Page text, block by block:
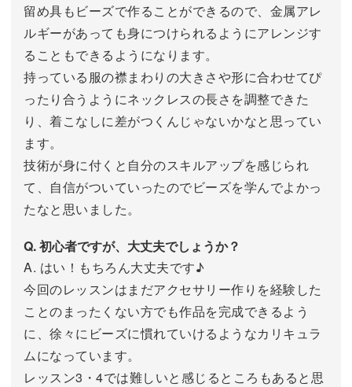
留め具もビーズで作ることができるので、金属アレ
ルギーがあっても身につけられるようにアレンジす
ることもできるようになります。
持っている服の襟まわりの大きさや形に合わせてぴ
ったり合うようにネックレスの長さを調整できた
り、着こなしに差がつくんじゃないかなと思ってい
ます。
技術が身に付くと自分のスキルアップを感じられ
て、自信がついていったのでビーズを学んでよかっ
たなと思いました。
Q. 初心者ですが、大丈夫でしょうか？
A. はい！もちろん大丈夫です♪
今回のレッスンはまだアクセサリー作りを経験した
ことのまったくない方でも作品を完成できるよう
に、徐々にビーズに慣れていけるようなカリキュラ
ムになっています。
レッスン3・4では難しいと感じるところもあると思